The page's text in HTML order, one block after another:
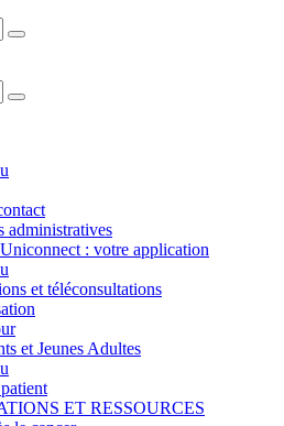
administratives
: votre application
et téléconsultations
et Jeunes Adultes
ET RESSOURCES